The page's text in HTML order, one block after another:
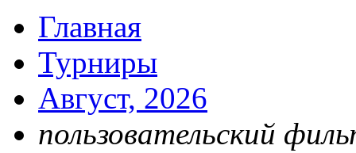
Главная
Турниры
Август, 2026
пользовательский